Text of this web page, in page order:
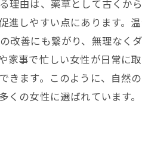
理由は、薬草として古くか
進しやすい点にあります。
改善にも繋がり、無理なく
家事で忙しい女性が日常に
きます。このように、自然
の女性に選ばれています。